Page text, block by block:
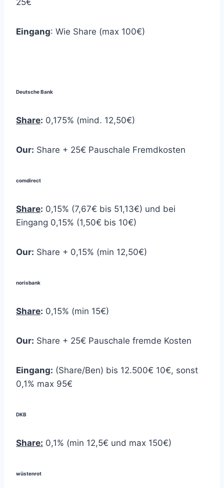
25€
Eingang: Wie Share (max 100€)
Deutsche Bank
Share: 0,175% (mind. 12,50€)
Our: Share + 25€ Pauschale Fremdkosten
comdirect
Share: 0,15% (7,67€ bis 51,13€) und bei
Eingang 0,15% (1,50€ bis 10€)
Our: Share + 0,15% (min 12,50€)
norisbank
Share: 0,15% (min 15€)
Our: Share + 25€ Pauschale fremde Kosten
Eingang: (Share/Ben) bis 12.500€ 10€, sonst
0,1% max 95€
DKB
Share: 0,1% (min 12,5€ und max 150€)
wüstenrot